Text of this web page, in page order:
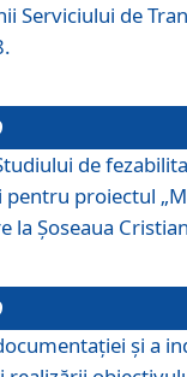
Serviciului de
de
proiectul
la Șoseaua
și a